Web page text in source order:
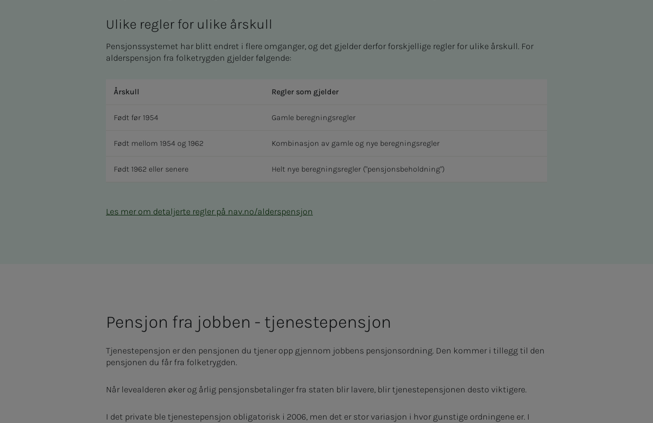
Ulike regler for ulike årskull
Pensjonssystemet har blitt endret i flere omganger, og det gjelder derfor forskjellige regler for ulike årskull. For
alderspensjon fra folketrygden gjelder følgende:
Årskull Regler som gjelder
Født før 1954 Gamle beregningsregler
Født mellom 1954 og 1962 Kombinasjon av gamle og nye beregningsregler
Født 1962 eller senere Helt nye beregningsregler ("pensjonsbeholdning")
Les mer om detaljerte regler på nav.no/alderspensjon
Pensjon fra jobben - tjenestepensjon
Tjenestepensjon er den pensjonen du tjener opp gjennom jobbens pensjonsordning. Den kommer i tillegg til den
pensjonen du får fra folketrygden.
Når levealderen øker og årlig pensjonsbetalinger fra staten blir lavere, blir tjenestepensjonen desto viktigere.
I det private ble tjenestepensjon obligatorisk i 2006, men det er stor variasjon i hvor gunstige ordningene er. I